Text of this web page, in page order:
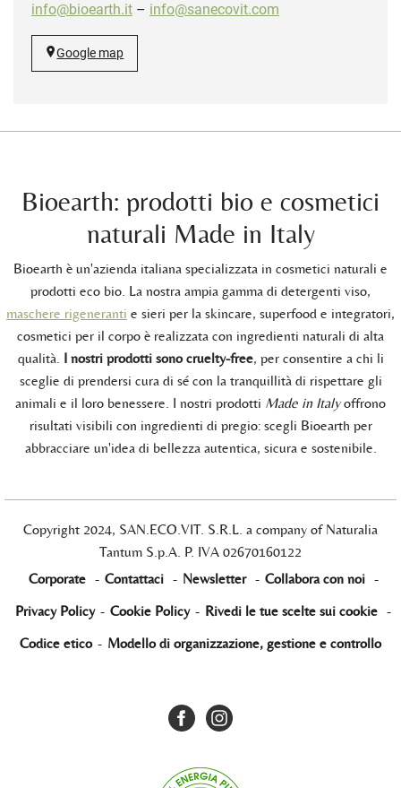
info@bioearth.it – info@sanecovit.com
Google map
Bioearth: prodotti bio e cosmetici
naturali Made in Italy
Bioearth è un'azienda italiana specializzata in cosmetici naturali e
prodotti eco bio. La nostra ampia gamma di detergenti viso,
maschere rigeneranti e sieri per la skincare, superfood e integratori,
cosmetici per il corpo è realizzata con ingredienti naturali di alta
qualità. I nostri prodotti sono cruelty-free, per consentire a chi li
sceglie di prendersi cura di sé con la tranquillità di rispettare gli
animali e il loro benessere. I nostri prodotti Made in Italyoffrono
risultati visibili con ingredienti di pregio: scegli Bioearth per
abbracciare un'idea di bellezza autentica, sicura e sostenibile.
Copyright 2024, SAN.ECO.VIT. S.R.L. a company of Naturalia
Tantum S.p.A. P. IVA 02670160122
Corporate - Contattaci - Newsletter - Collabora con noi -
Privacy Policy - Cookie Policy - Rivedi le tue scelte sui cookie -
Codice etico - Modello di organizzazione, gestione e controllo